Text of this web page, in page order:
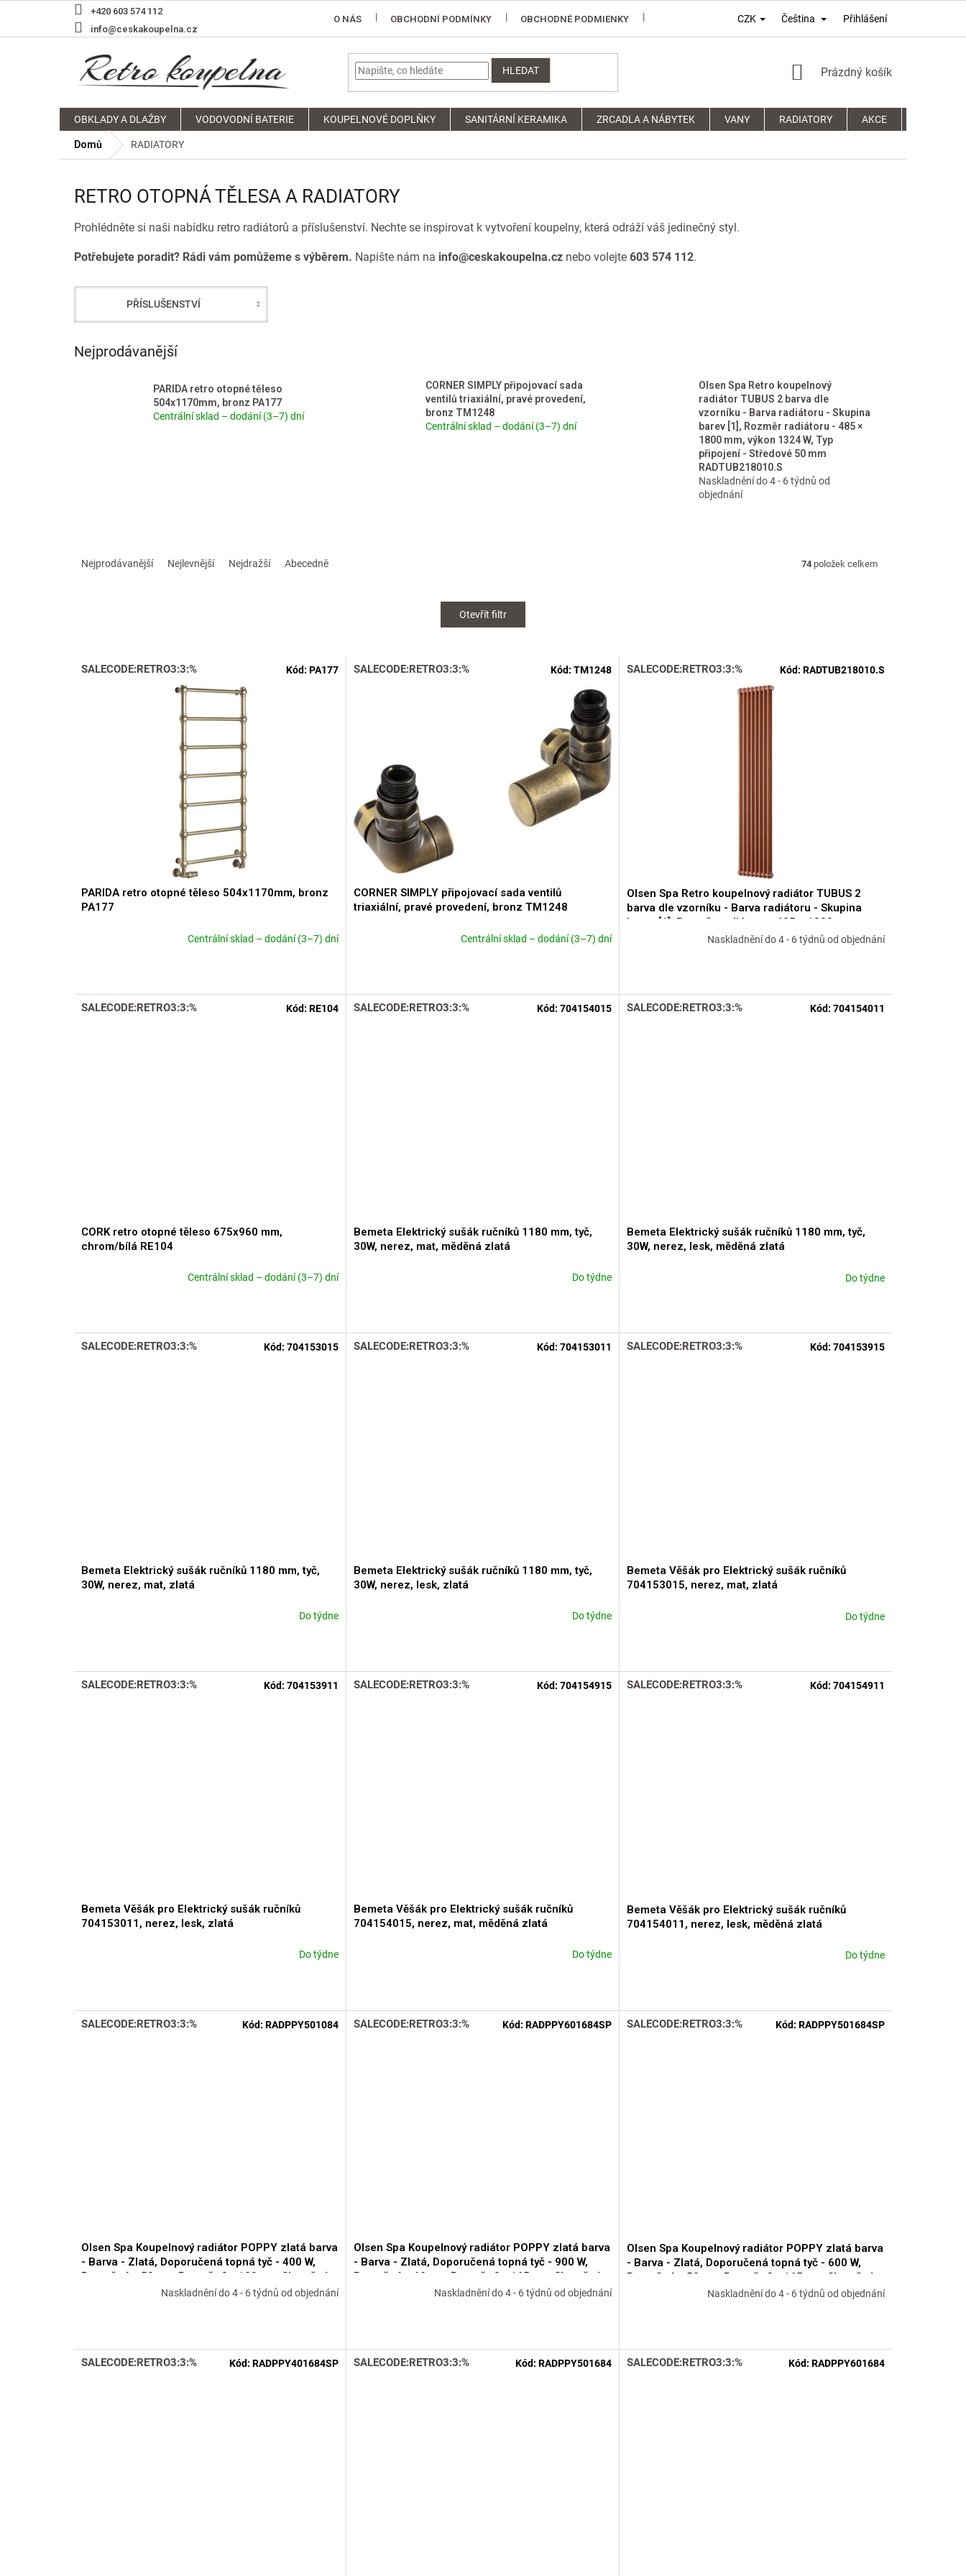
+420 603 574 112
info@ceskakoupelna.cz
O NÁS OBCHODNÍ PODMÍNKY OBCHODNÉ PODMIENKY PODMÍNKY OCHRANY OSOBNÍCH ÚDAJŮ REKLAMAČNÍ ŘÁD
CZK Čeština Přihlášení
HLEDAT
NÁKUPNÍ
Prázdný košík
OBKLADY A DLAŽBY VODOVODNÍ BATERIE KOUPELNOVÉ DOPLŇKY SANITÁRNÍ KERAMIKA ZRCADLA A NÁBYTEK VANY RADIATORY AKCE
Domů RADIATORY
RETRO OTOPNÁ TĚLESA A RADIATORY
Prohlédněte si naši nabídku retro radiátorů a příslušenství. Nechte se inspirovat k vytvoření koupelny, která odráží váš jedinečný styl.
Potřebujete poradit? Rádi vám pomůžeme s výběrem. Napište nám na info@ceskakoupelna.cz nebo volejte 603 574 112.
PŘÍSLUŠENSTVÍ
Nejprodávanější
PARIDA retro otopné těleso
504x1170mm, bronz PA177
Centrální sklad – dodání (3–7) dní
CORNER SIMPLY připojovací sada
ventilů triaxiální, pravé provedení,
bronz TM1248
Centrální sklad – dodání (3–7) dní
Olsen Spa Retro koupelnový
radiátor TUBUS 2 barva dle
vzorníku - Barva radiátoru - Skupina
barev [1], Rozměr radiátoru - 485 ×
1800 mm, výkon 1324 W, Typ
připojení - Středové 50 mm
RADTUB218010.S
Naskladnění do 4 - 6 týdnů od
objednání
Nejprodávanější Nejlevnější Nejdražší Abecedně 74 položek celkem
Otevřít filtr
VSALECODE:RETRO3:3:%
PARIDA retro otopné těleso 504x1170mm, bronz
PA177
4,2
z
Centrální sklad – dodání (3–7) dní
Kód:PA177 SALECODE:RETRO3:3:%
CORNER SIMPLY připojovací sada ventilů
triaxiální, pravé provedení, bronz TM1248
5,0
z
Centrální sklad – dodání (3–7) dní
Kód: TM1248 SALECODE:RETRO3:3:%
Olsen Spa Retro koupelnový radiátor TUBUS 2
barva dle vzorníku - Barva radiátoru - Skupina
barev [1], Rozměr radiátoru - 485 × 1800 mm,
výkon 1324 W, Typ připojení - Středové 50 mm
Naskladnění do 4 - 6 týdnů od objednání
Kód: RADTUB218010.S
SALECODE:RETRO3:3:%
CORK retro otopné těleso 675x960 mm,
chrom/bílá RE104
4,4
z
Centrální sklad – dodání (3–7) dní
Kód:RE104 SALECODE:RETRO3:3:%
Bemeta Elektrický sušák ručníků 1180 mm, tyč,
30W, nerez, mat, měděná zlatá
Do týdne
Kód: 704154015 SALECODE:RETRO3:3:%
Bemeta Elektrický sušák ručníků 1180 mm, tyč,
30W, nerez, lesk, měděná zlatá
Do týdne
Kód: 704154011
SALECODE:RETRO3:3:%
Bemeta Elektrický sušák ručníků 1180 mm, tyč,
30W, nerez, mat, zlatá
Do týdne
Kód:704153015 SALECODE:RETRO3:3:%
Bemeta Elektrický sušák ručníků 1180 mm, tyč,
30W, nerez, lesk, zlatá
Do týdne
Kód: 704153011 SALECODE:RETRO3:3:%
Bemeta Věšák pro Elektrický sušák ručníků
704153015, nerez, mat, zlatá
5,0
z
Do týdne
Kód: 704153915
SALECODE:RETRO3:3:%
Bemeta Věšák pro Elektrický sušák ručníků
704153011, nerez, lesk, zlatá
Do týdne
Kód:704153911 SALECODE:RETRO3:3:%
Bemeta Věšák pro Elektrický sušák ručníků
704154015, nerez, mat, měděná zlatá
Do týdne
Kód: 704154915 SALECODE:RETRO3:3:%
Bemeta Věšák pro Elektrický sušák ručníků
704154011, nerez, lesk, měděná zlatá
Do týdne
Kód: 704154911
SALECODE:RETRO3:3:%
Olsen Spa Koupelnový radiátor POPPY zlatá barva
- Barva - Zlatá, Doporučená topná tyč - 400 W,
Rozměr A - 50 cm, Rozměr C - 100 cm, Skutečný
rozměr radiátoru - 500 x 990 mm, Typ připojení -
Naskladnění do 4 - 6 týdnů od objednání
Kód:RADPPY501084 SALECODE:RETRO3:3:%
Olsen Spa Koupelnový radiátor POPPY zlatá barva
- Barva - Zlatá, Doporučená topná tyč - 900 W,
Rozměr A - 60 cm, Rozměr C - 165 cm, Skutečný
rozměr radiátoru - 600 x 1630 mm, Typ připojení -
Naskladnění do 4 - 6 týdnů od objednání
Kód: RADPPY601684SP SALECODE:RETRO3:3:%
Olsen Spa Koupelnový radiátor POPPY zlatá barva
- Barva - Zlatá, Doporučená topná tyč - 600 W,
Rozměr A - 50 cm, Rozměr C - 165 cm, Skutečný
rozměr radiátoru - 500 x 1630 mm, Typ připojení -
Naskladnění do 4 - 6 týdnů od objednání
Kód: RADPPY501684SP
SALECODE:RETRO3:3:% Kód:RADPPY401684SP SALECODE:RETRO3:3:% Kód: RADPPY501684 SALECODE:RETRO3:3:% Kód: RADPPY601684